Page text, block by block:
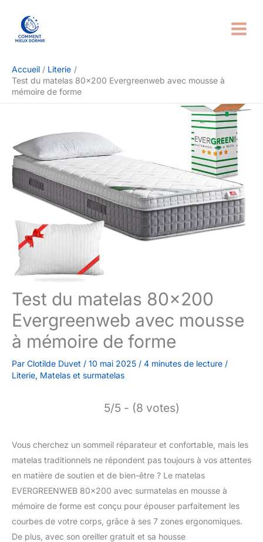
contenu
Accueil
Literie
Test du matelas 80×200 Evergreenweb avec mousse à
mémoire de forme
Test du matelas 80×200
Evergreenweb avec mousse
à mémoire de forme
Par Clotilde Duvet / 10 mai 2025 / 4 minutes de lecture /
Literie, Matelas et surmatelas
5/5 - (8 votes)
Vous cherchez un sommeil réparateur et confortable, mais les
matelas traditionnels ne répondent pas toujours à vos attentes
en matière de soutien et de bien-être ? Le matelas
EVERGREENWEB 80×200 avec surmatelas en mousse à
mémoire de forme est conçu pour épouser parfaitement les
courbes de votre corps, grâce à ses 7 zones ergonomiques.
De plus, avec son oreiller gratuit et sa housse